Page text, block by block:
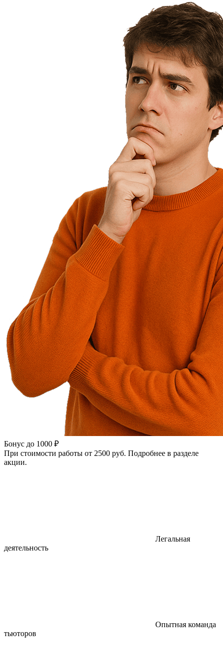
Бонус до 1000 ₽
При стоимости работы от 2500 руб. Подробнее в разделе
акции.
Легальная
деятельность
Опытная команда
тьюторов